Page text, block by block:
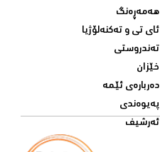
هەمەڕەنگ
ئای تی و تەکنەلۆژیا
تەندروستی
خێزان
دەربارەی ئێمە
پەیوەندی
ئەرشیف